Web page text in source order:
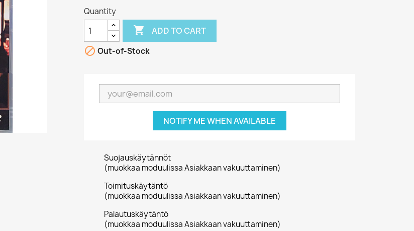
Quantity
 ADD TO CART
 Out-of-Stock
NOTIFY ME WHEN AVAILABLE
Suojauskäytännöt
(muokkaa moduulissa Asiakkaan vakuuttaminen)
Toimituskäytäntö
(muokkaa moduulissa Asiakkaan vakuuttaminen)
Palautuskäytäntö
(muokkaa moduulissa Asiakkaan vakuuttaminen)